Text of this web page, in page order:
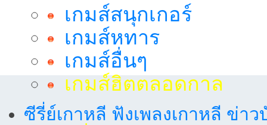
เกมส์สนุกเกอร์
เกมส์หทาร
เกมส์อื่นๆ
เกมส์ฮิตตลอดกาล
ซีรี่ย์เกาหลี ฟังเพลงเกาหลี ข่าว